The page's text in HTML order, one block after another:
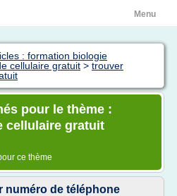
Menu
: formation biologie
cellulaire gratuit > trouver
pour le thème :
cellulaire gratuit
ce thème
numéro de téléphone